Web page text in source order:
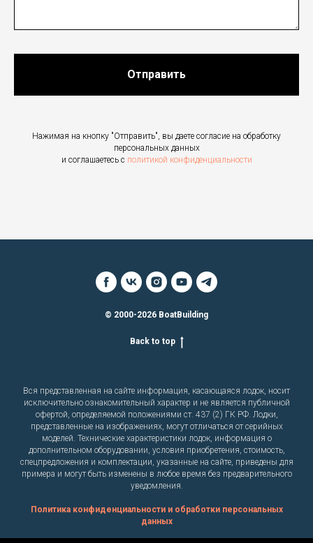
Отправить
Нажимая на кнопку "Отправить", вы даете согласие на обработку
персональных данных
и соглашаетесь c политикой конфиденциальности
© 2000-2026 BoatBuilding
Back to top
Вся представленная на сайте информация, касающаяся лодок, носит
исключительно ознакомительный характер и не является публичной
офертой, определяемой положениями ст. 437 (2) ГК РФ. Лодки,
представленные на изображениях, могут отличаться от серийных
моделей. Технические характеристики лодок, информация о
дополнительном оборудовании, условия приобретения, стоимость,
спецпредложения и комплектации, указанные на сайте, приведены для
примера и могут быть изменены в любое время без предварительного
уведомления.
Политика конфиденциальности и обработки персональных
данных